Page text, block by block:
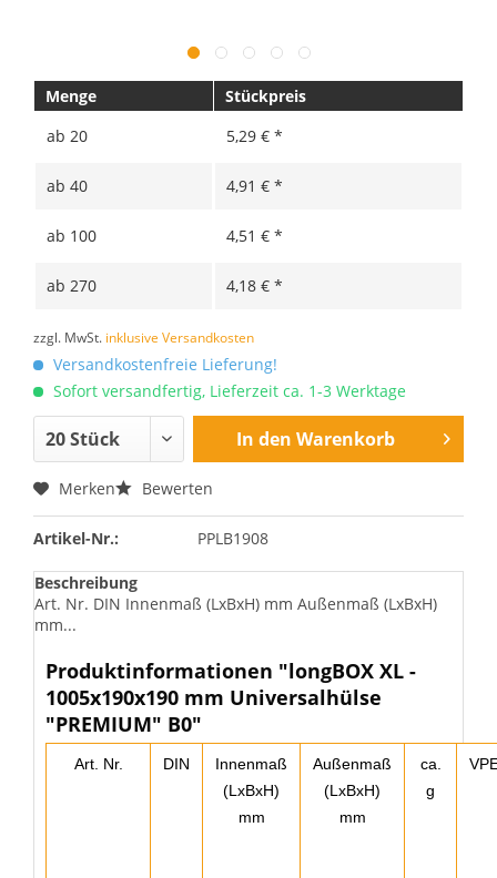
Menge
Stückpreis
ab 20 5,29 € *
ab 40 4,91 € *
ab 100 4,51 € *
ab 270 4,18 € *
zzgl. MwSt. inklusive Versandkosten
Versandkostenfreie Lieferung!
Sofort versandfertig, Lieferzeit ca. 1-3 Werktage
In den Warenkorb
Merken Bewerten
Artikel-Nr.: PPLB1908
Beschreibung
Art. Nr. DIN Innenmaß (LxBxH) mm Außenmaß (LxBxH)
mm...
Produktinformationen "longBOX XL -
1005x190x190 mm Universalhülse
"PREMIUM" B0"
Art. Nr. DIN
Innenmaß
(LxBxH)
mm
Außenmaß
(LxBxH)
mm
ca.
g